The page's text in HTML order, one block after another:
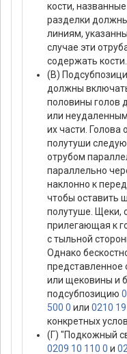
кости,
разделки
линиям,
случае эти
содержать кости.
(В)
должны
половины голов
или
их части. Голова
полутуши
отрубом
параллельно
наклонно к
чтобы оставить
полутуше. Щеки,
прилегающая к
с тыльной
Однако
или щековины и
подсубпозицию
500 0 или 0210
конкретных
(Г) "Подкожный
0209 10 110 0 и